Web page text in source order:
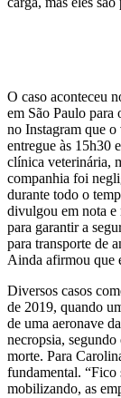
O caso aconteceu
em São Paulo para
no Instagram que o
entregue às 15h30
clínica veterinária,
companhia foi
durante todo o
divulgou em nota e
para garantir a
para transporte de
Ainda afirmou que
Diversos casos
de 2019, quando
de uma aeronave
necropsia,
morte. Para
fundamental. “Fico
mobilizando, as